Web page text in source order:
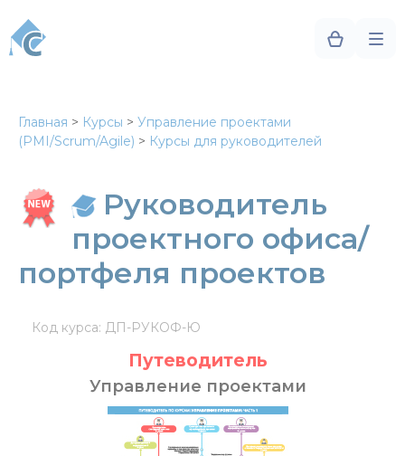
Главная > Курсы > Управление проектами
(PMI/Scrum/Agile) > Курсы для руководителей
Руководитель
проектного офиса/
портфеля проектов
Код курса: ДП-РУКОФ-Ю
Путеводитель
Управление проектами